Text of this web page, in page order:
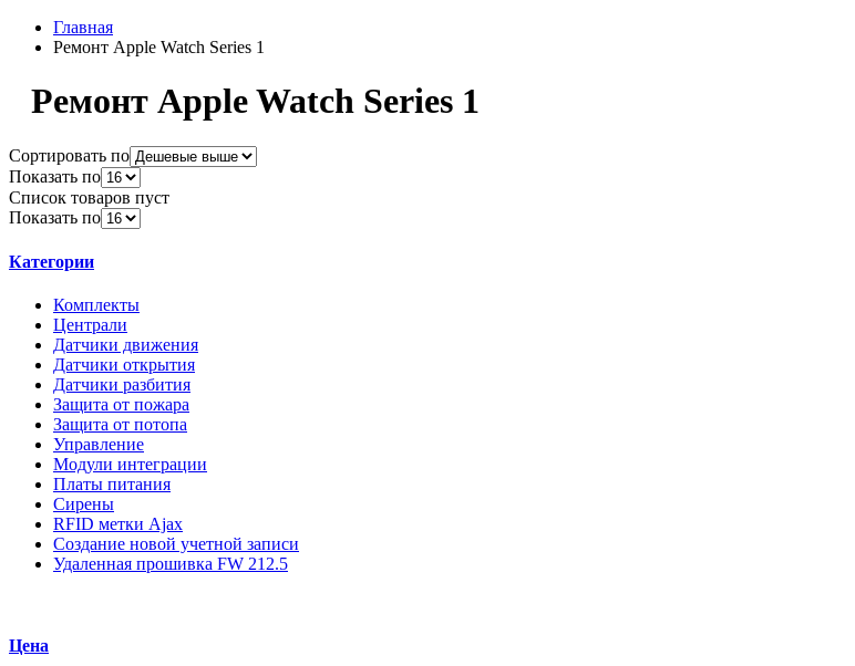
Главная
Ремонт Apple Watch Series 1
Ремонт Apple Watch Series 1
Сортировать по
Показать по
Список товаров пуст
Показать по
Категории
Комплекты
Централи
Датчики движения
Датчики открытия
Датчики разбития
Защита от пожара
Защита от потопа
Управление
Модули интеграции
Платы питания
Сирены
RFID метки Ajax
Создание новой учетной записи
Удаленная прошивка FW 212.5
Цена